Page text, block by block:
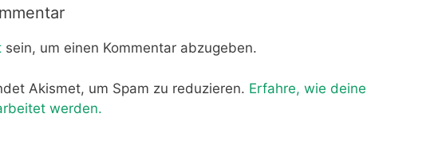
sein, um einen Kommentar abzugeben.
Akismet, um Spam zu reduzieren. Erfahre, wie deine
werden.